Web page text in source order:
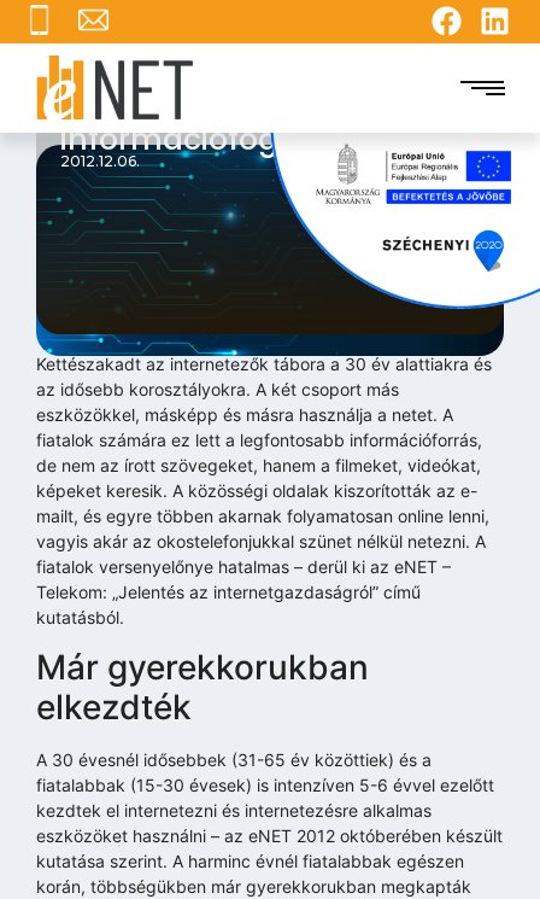
Megváltozott az
információfogyasztás
2012.12.06.
Kettészakadt az internetezők tábora a 30 év alattiakra és
az idősebb korosztályokra. A két csoport más
eszközökkel, másképp és másra használja a netet. A
fiatalok számára ez lett a legfontosabb információforrás,
de nem az írott szövegeket, hanem a filmeket, videókat,
képeket keresik. A közösségi oldalak kiszorították az e-
mailt, és egyre többen akarnak folyamatosan online lenni,
vagyis akár az okostelefonjukkal szünet nélkül netezni. A
fiatalok versenyelőnye hatalmas – derül ki az eNET –
Telekom: „Jelentés az internetgazdaságról” című
kutatásból.
Már gyerekkorukban
elkezdték
A 30 évesnél idősebbek (31-65 év közöttiek) és a
fiatalabbak (15-30 évesek) is intenzíven 5-6 évvel ezelőtt
kezdtek el internetezni és internetezésre alkalmas
eszközöket használni – az eNET 2012 októberében készült
kutatása szerint. A harminc évnél fiatalabbak egészen
korán, többségükben már gyerekkorukban megkapták